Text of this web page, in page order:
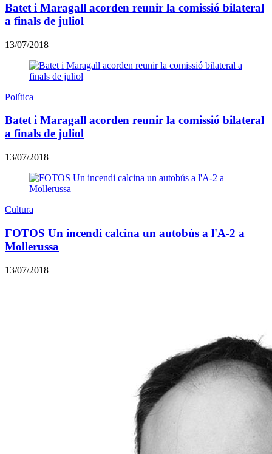
Batet i Maragall acorden reunir la comissió bilateral
a finals de juliol
13/07/2018
Política
Batet i Maragall acorden reunir la comissió bilateral
a finals de juliol
13/07/2018
Cultura
FOTOS Un incendi calcina un autobús a l'A-2 a
Mollerussa
13/07/2018